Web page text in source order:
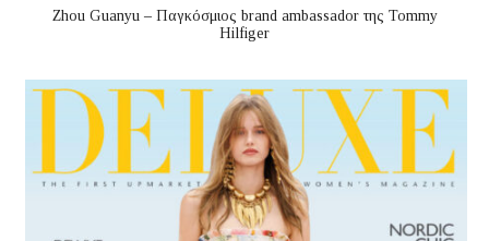
Zhou Guanyu – Παγκόσμιος brand ambassador της Tommy
Hilfiger